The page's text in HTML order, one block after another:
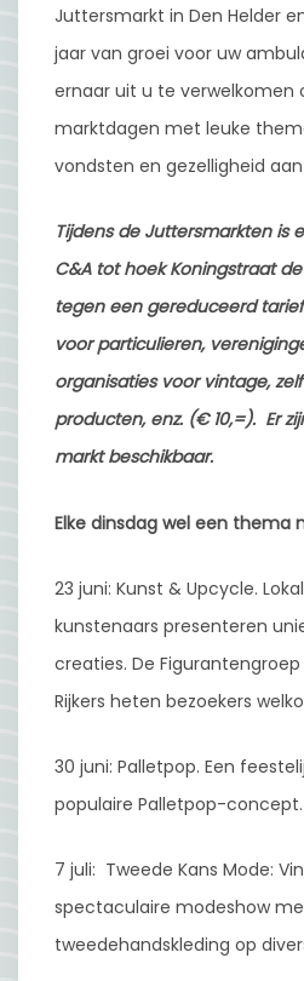
Juttersmarkt in Den Helder
jaar van groei voor uw
ernaar uit u te verwelkomen
marktdagen met leuke
vondsten en gezelligheid
Tijdens de Juttersmarkten is
C&A tot hoek Koningstraat
tegen een gereduceerd
voor particulieren,
organisaties voor vintage,
producten, enz. (€ 10,=). Er
markt beschikbaar.
Elke dinsdag wel een thema
23 juni: Kunst & Upcycle.
kunstenaars presenteren
creaties. De
Rijkers heten bezoekers
30 juni: Palletpop. Een
populaire Palletpop-concept.
7 juli: Tweede Kans Mode:
spectaculaire modeshow
tweedehandskleding op